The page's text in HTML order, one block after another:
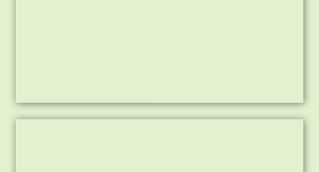
Inzaaien gras in Berkelaar